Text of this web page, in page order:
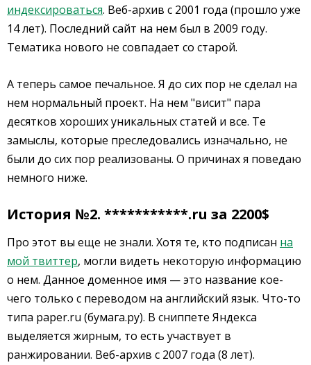
индексироваться. Веб-архив с 2001 года (прошло уже
14 лет). Последний сайт на нем был в 2009 году.
Тематика нового не совпадает со старой.
А теперь самое печальное. Я до сих пор не сделал на
нем нормальный проект. На нем "висит" пара
десятков хороших уникальных статей и все. Те
замыслы, которые преследовались изначально, не
были до сих пор реализованы. О причинах я поведаю
немного ниже.
История №2. ***********.ru за 2200$
Про этот вы еще не знали. Хотя те, кто подписан на
мой твиттер, могли видеть некоторую информацию
о нем. Данное доменное имя — это название кое-
чего только с переводом на английский язык. Что-то
типа paper.ru (бумага.ру). В сниппете Яндекса
выделяется жирным, то есть участвует в
ранжировании. Веб-архив с 2007 года (8 лет).